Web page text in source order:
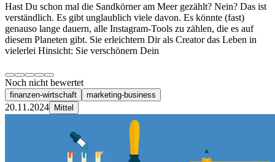
Hast Du schon mal die Sandkörner am Meer gezählt? Nein? Das ist
verständlich. Es gibt unglaublich viele davon. Es könnte (fast)
genauso lange dauern, alle Instagram-Tools zu zählen, die es auf
diesem Planeten gibt. Sie erleichtern Dir als Creator das Leben in
vielerlei Hinsicht: Sie verschönern Dein
Noch nicht bewertet
finanzen-wirtschaft marketing-business
20.11.2024 Mittel